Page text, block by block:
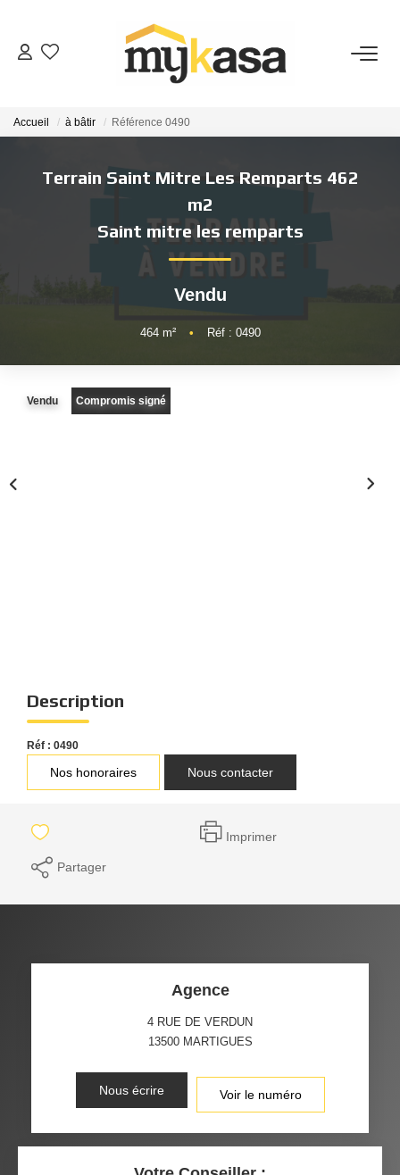
VENTES
ESTIMATION
PARRAINAGE
NOTRE AGENCE
Nous Rejoindre
Accueil à bâtir Référence 0490
Terrain Saint Mitre Les Remparts 462
m2
Saint mitre les remparts
Vendu
464m² • Réf : 0490
Vendu Compromis signé
Description
Réf : 0490
Nos honoraires Nous contacter
Imprimer
Partager
Agence
4 RUE DE VERDUN
13500 MARTIGUES
Nous écrire Voir le numéro